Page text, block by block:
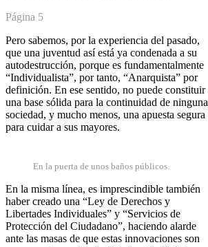
Página 5
Pero sabemos, por la experiencia del pasado,
que una juventud así está ya condenada a su
autodestrucción, porque es fundamentalmente
“Individualista”, por tanto, “Anarquista” por
definición. En ese sentido, no puede constituir
una base sólida para la continuidad de ninguna
sociedad, y mucho menos, una apuesta segura
para cuidar a sus mayores.
En la puerta de unos baños públicos.
En la misma línea, es imprescindible también
haber creado una “Ley de Derechos y
Libertades Individuales” y “Servicios de
Protección del Ciudadano”, haciendo alarde
ante las masas de que estas innovaciones son